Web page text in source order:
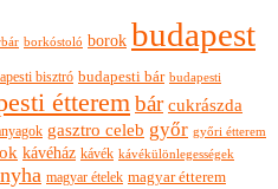
borkóstoló borok budapest
bisztró budapesti bár budapesti
étterembár cukrászda
gasztro celeb győr győri étterem
kávéház kávék kávékülönlegességek
magyar ételek magyar étterem